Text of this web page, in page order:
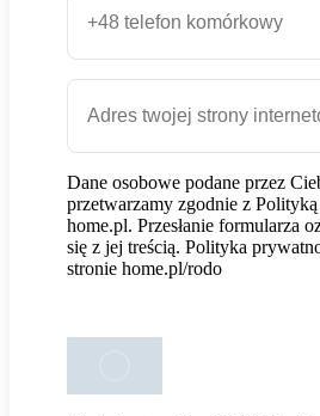
Dane osobowe podane przez
przetwarzamy zgodnie z
home.pl. Przesłanie formularza
się z jej treścią. Polityka
stronie home.pl/rodo